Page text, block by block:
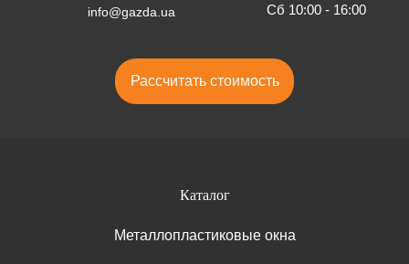
info@gazda.ua
Сб 10:00 - 16:00
Рассчитать стоимость
Каталог
Металлопластиковые окна